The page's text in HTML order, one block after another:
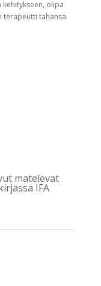
olipa
terapeutti tahansa.
matelevat
IFA